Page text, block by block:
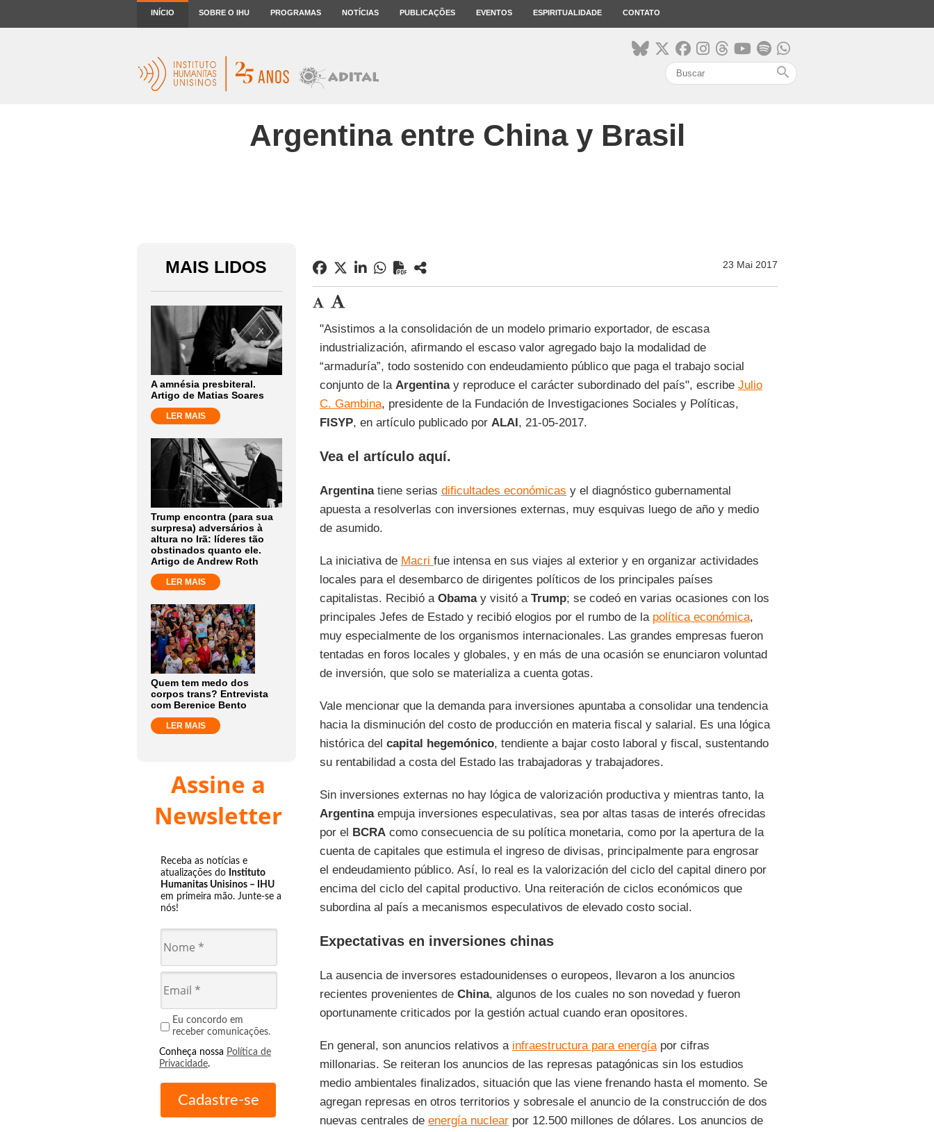
INÍCIO SOBRE O IHU PROGRAMAS NOTÍCIAS PUBLICAÇÕES EVENTOS ESPIRITUALIDADE CONTATO
search
Argentina entre China y Brasil
MAIS LIDOS
A amnésia presbiteral.
Artigo de Matias Soares
LER MAIS
Trump encontra (para sua
surpresa) adversários à
altura no Irã: líderes tão
obstinados quanto ele.
Artigo de Andrew Roth
LER MAIS
Quem tem medo dos
corpos trans? Entrevista
com Berenice Bento
LER MAIS
Assine a
Newsletter
Receba as notícias e
atualizações do Instituto
Humanitas Unisinos – IHU
em primeira mão. Junte-se a
nós!
Eu concordo em
receber comunicações.
Conheça nossa Política de
Privacidade.
23 Mai 2017
"Asistimos a la consolidación de un modelo primario exportador, de escasa
industrialización, afirmando el escaso valor agregado bajo la modalidad de
“armaduría”, todo sostenido con endeudamiento público que paga el trabajo social
conjunto de la Argentinay reproduce el carácter subordinado del país", escribe Julio
C. Gambina, presidente de la Fundación de Investigaciones Sociales y Políticas,
FISYP, en artículo publicado por ALAI, 21-05-2017.
Vea el artículo aquí.
Argentinatiene serias dificultades económicas y el diagnóstico gubernamental
apuesta a resolverlas con inversiones externas, muy esquivas luego de año y medio
de asumido.
La iniciativa de Macri fue intensa en sus viajes al exterior y en organizar actividades
locales para el desembarco de dirigentes políticos de los principales países
capitalistas. Recibió a Obamay visitó a Trump; se codeó en varias ocasiones con los
principales Jefes de Estado y recibió elogios por el rumbo de la política económica,
muy especialmente de los organismos internacionales. Las grandes empresas fueron
tentadas en foros locales y globales, y en más de una ocasión se enunciaron voluntad
de inversión, que solo se materializa a cuenta gotas.
Vale mencionar que la demanda para inversiones apuntaba a consolidar una tendencia
hacia la disminución del costo de producción en materia fiscal y salarial. Es una lógica
histórica del capital hegemónico, tendiente a bajar costo laboral y fiscal, sustentando
su rentabilidad a costa del Estado las trabajadoras y trabajadores.
Sin inversiones externas no hay lógica de valorización productiva y mientras tanto, la
Argentinaempuja inversiones especulativas, sea por altas tasas de interés ofrecidas
por el BCRAcomo consecuencia de su política monetaria, como por la apertura de la
cuenta de capitales que estimula el ingreso de divisas, principalmente para engrosar
el endeudamiento público. Así, lo real es la valorización del ciclo del capital dinero por
encima del ciclo del capital productivo. Una reiteración de ciclos económicos que
subordina al país a mecanismos especulativos de elevado costo social.
Expectativas en inversiones chinas
La ausencia de inversores estadounidenses o europeos, llevaron a los anuncios
recientes provenientes de China, algunos de los cuales no son novedad y fueron
oportunamente criticados por la gestión actual cuando eran opositores.
En general, son anuncios relativos a infraestructura para energíapor cifras
millonarias. Se reiteran los anuncios de las represas patagónicas sin los estudios
medio ambientales finalizados, situación que las viene frenando hasta el momento. Se
agregan represas en otros territorios y sobresale el anuncio de la construcción de dos
nuevas centrales de energía nuclearpor 12.500 millones de dólares. Los anuncios de